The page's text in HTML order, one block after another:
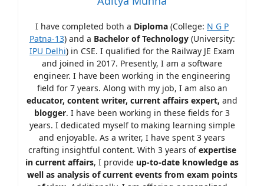
I have completed both a Diploma (College: N G P
Patna-13) and a Bachelor of Technology(University:
IPU Delhi) in CSE. I qualified for the Railway JE Exam
and joined in 2017. Presently, I am a software
engineer. I have been working in the engineering
field for 7 years. Along with my job, I am also an
educator, content writer, current affairs expert, and
blogger. I have been working in these fields for 3
years. I dedicated myself to making learning simple
and enjoyable. As a writer, I have spent 3 years
crafting insightful content. With 3 years ofexpertise
in current affairs, I provide up-to-date knowledge as
well as analysis of current events from exam points